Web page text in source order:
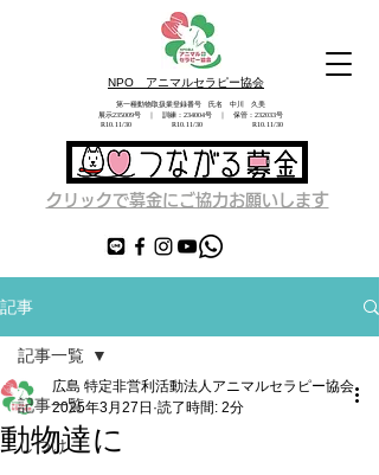
NPO アニマルセラピー協会
第一種動物取扱業登録番号 氏名 中川 久美
展示235009号 ｜ 訓練：234004号 ｜ 保管：232033号
​ R10.11/30 R10.11/30 R10.11/30
クリックで募金にご協力お願いします
記事
記事一覧
しつけ
記事一覧
動物達に
広島 特定非営利活動法人アニマルセラピー協会
2025年3月27日 読了時間: 2分